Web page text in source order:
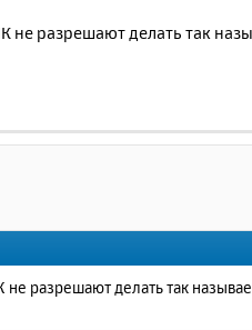
не разрешают делать так
разрешают делать так